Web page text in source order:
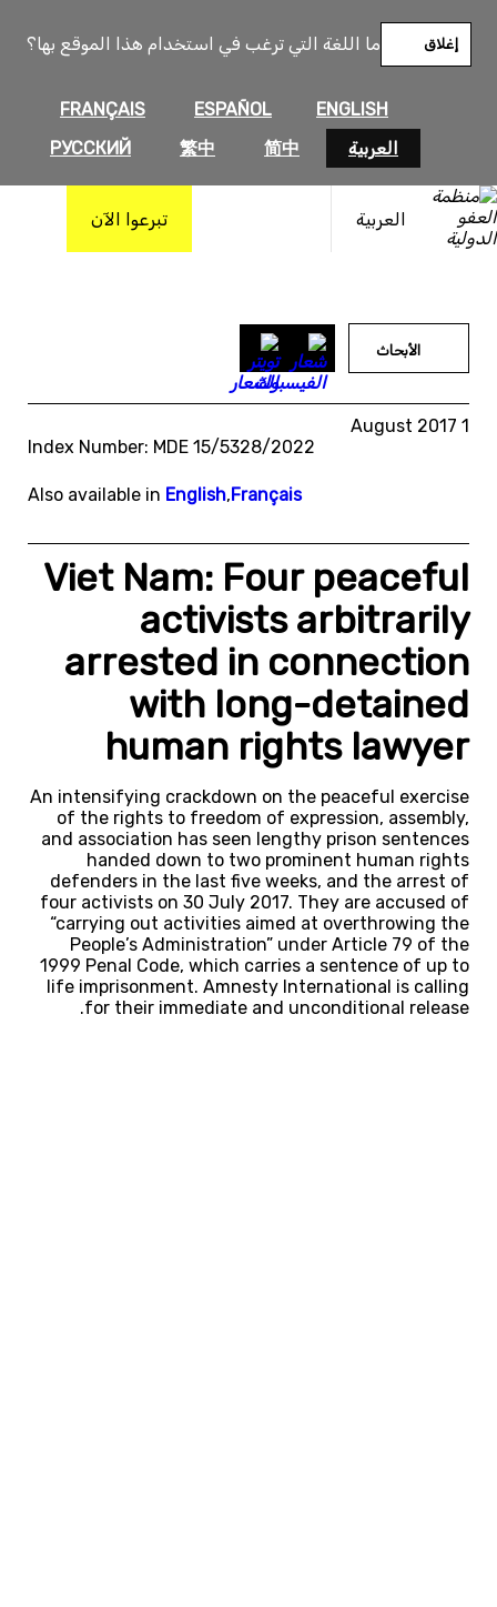
ما اللغة التي ترغب في استخدام هذا الموقع بها؟
ENGLISH
ESPAÑOL
FRANÇAIS
العربية
简中
繁中
РУССКИЙ
إغلاق
العربية تبرعوا الآن
المحتوى
الأبحاث
1 August 2017
Index Number: MDE 15/5328/2022
Also available in English,Français
Viet Nam: Four peaceful
activists arbitrarily
arrested in connection
with long-detained
human rights lawyer
An intensifying crackdown on the peaceful exercise
of the rights to freedom of expression, assembly,
and association has seen lengthy prison sentences
handed down to two prominent human rights
defenders in the last five weeks, and the arrest of
four activists on 30 July 2017. They are accused of
“carrying out activities aimed at overthrowing the
People’s Administration” under Article 79 of the
1999 Penal Code, which carries a sentence of up to
life imprisonment. Amnesty International is calling
for their immediate and unconditional release.